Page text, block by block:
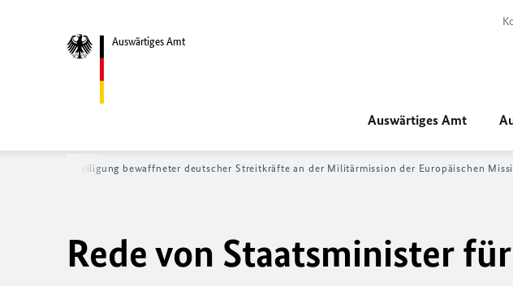
Auswärtiges Amt
Auswärtiges Amt
der Beteiligung bewaffneter deutscher Streitkräfte an der Militärmission der Europäischen
Rede von Staatsminister